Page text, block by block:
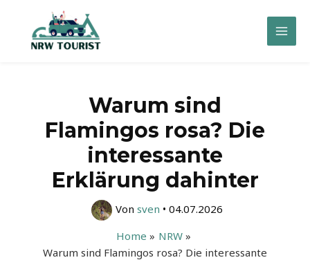
springen
Main
Warum sind
Flamingos rosa? Die
interessante
Erklärung dahinter
Von sven • 04.07.2026
Home
NRW
Warum sind Flamingos rosa? Die interessante